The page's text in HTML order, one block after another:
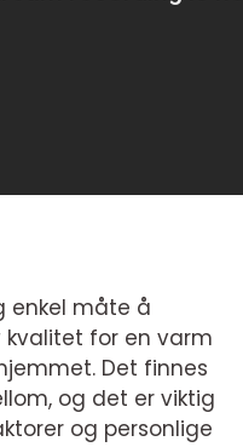
enkel måte å
kvalitet for en varm
Det finnes
og det er viktig
og personlige